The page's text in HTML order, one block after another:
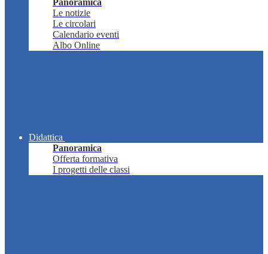
Panoramica
Le notizie
Le circolari
Calendario eventi
Albo Online
Didattica
Panoramica
Offerta formativa
I progetti delle classi